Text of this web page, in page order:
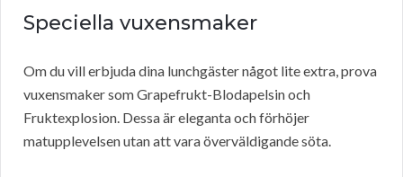
Speciella vuxensmaker
Om du vill erbjuda dina lunchgäster något lite extra, prova
vuxensmaker som Grapefrukt-Blodapelsin och
Fruktexplosion. Dessa är eleganta och förhöjer
matupplevelsen utan att vara överväldigande söta.